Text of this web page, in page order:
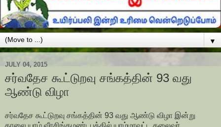
▼
JULY 04, 2015
சர்வதேச கூட்டுறவு சங்கத்தின் 93 வது
ஆண்டு விழா
சர்வதேச கூட்டுறவு சங்கத்தின் 93 வது ஆண்டு விழா இன்று